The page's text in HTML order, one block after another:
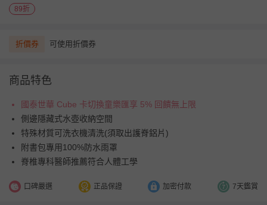
89折
折價券 可使用折價券
商品特色
國泰世華 Cube 卡切換童樂匯享 5% 回饋無上限
側邊隱藏式水壺收納空間
特殊材質可洗衣機清洗(須取出護脊鋁片)
附書包專用100%防水雨罩
脊椎專科醫師推薦符合人體工學
口碑嚴選 正品保證 加密付款 7天鑑賞